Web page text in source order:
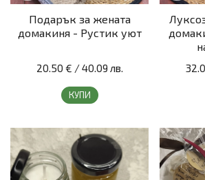
Подарък за жената
домакиня - Рустик уют
20.50 € /40.09 лв.
КУПИ